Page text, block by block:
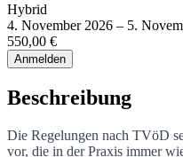
Hybrid
4. November 2026 – 5.
550,00 €
Anmelden
Beschreibung
Die Regelungen nach TVöD
vor, die in der Praxis immer